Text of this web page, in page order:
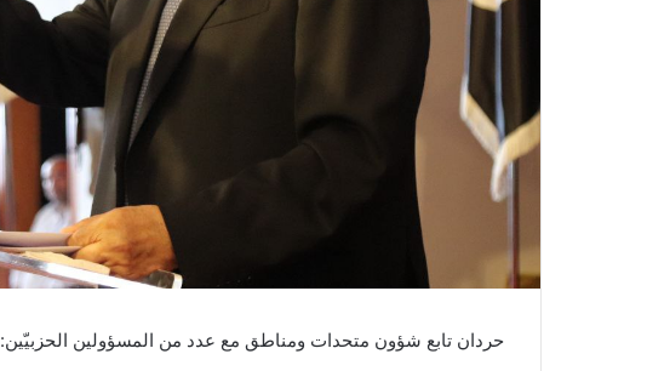
حردان تابع شؤون متحدات ومناطق مع عدد من المسؤولين الحزبيّين: